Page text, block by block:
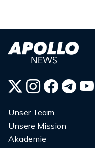
Unser Team
Unsere Mission
Akademie